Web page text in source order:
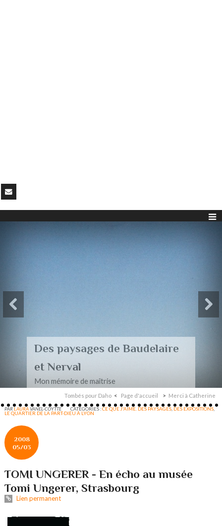
Des paysages de Baudelaire
et Nerval
Mon mémoire de maîtrise
Tombés pour Daho Page d'accueil Merci à Catherine
PARLAURAVANEL-COYTTE CATÉGORIES :CE QUE J'AIME. DES PAYSAGES DES EXPOSITIONS
LE QUARTIER DE LA PART-DIEU À LYON
2008
05/03
TOMI UNGERER - En écho au musée
Tomi Ungerer, Strasbourg
Lien permanent